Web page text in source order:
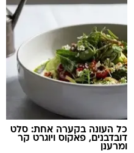
כל העונה בקערה אחת: סלט
דובדבנים, פאקוס ויוגרט קר
ומרענן